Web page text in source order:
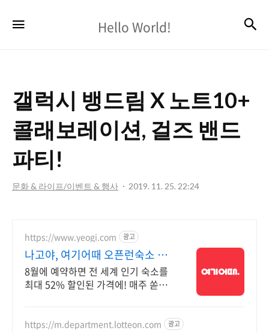
World!
Hello World!
갤럭시 뱅드림 X 노트10+
콜래보레이션, 걸즈 밴드
파티!
문화 & 라이프/이벤트 & 행사 2019. 11. 25. 22:24
https://www.yeogi.com 광고
나고야, 여기어때 오픈런숙소 최
대 81% 할인
8월에 예약하면 전 세계 인기 숙소를
최대 52% 할인된 가격에! 매주 쏟아
https://m.department.lotteon.com 광고